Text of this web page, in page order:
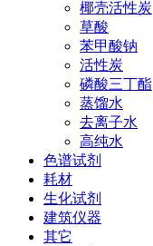
椰壳活性炭
草酸
苯甲酸钠
活性炭
磷酸三丁酯
蒸馏水
去离子水
高纯水
色谱试剂
耗材
生化试剂
建筑仪器
其它